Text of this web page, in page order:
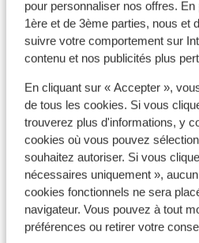
pour personnaliser nos offres.
1ère et de 3ème parties, nous et
suivre votre comportement sur
contenu et nos publicités plus
En cliquant sur « Accepter »,
de tous les cookies. Si vous
trouverez plus d'informations, y
cookies où vous pouvez
souhaitez autoriser. Si vous
nécessaires uniquement »,
cookies fonctionnels ne sera
navigateur. Vous pouvez à tout
préférences ou retirer votre
5.0 Passable
Boendet var ett fint Riad
som serverades vid borden.
lite svårt att hitta även för
samt att det var svårt att
på gångavstånd. Det är inte
promenadvänligt överlag
var beredd på mycket taxi.
Researrangören och
av när utcheckningstiden
stod det tydligt 12.00, men
hävdade 11.00. Vi var tre
väldigt litet rum och 17-
Boendet var ett fint Riad
som serverades vid borden.
lite svårt att hitta även för
samt att det var svårt att
på gångavstånd. Det är inte
promenadvänligt överlag
var beredd på...plus
Traduire en français (FR)
Anonyme
Familles
Voir tous les